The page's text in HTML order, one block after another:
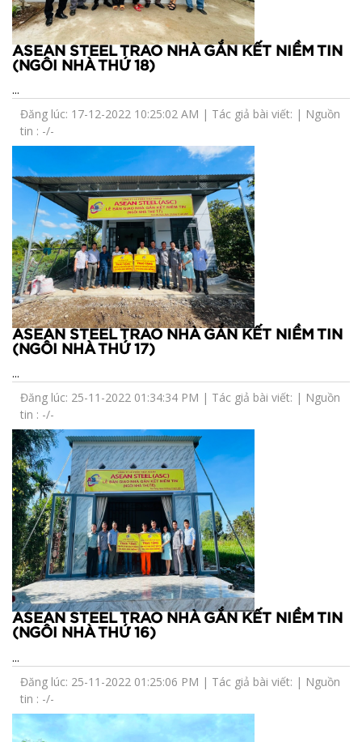
ASEAN STEEL TRAO NHÀ GẮN KẾT NIỀM TIN
(NGÔI NHÀ THỨ 18)
...
Đăng lúc: 17-12-2022 10:25:02 AM | Tác giả bài viết: | Nguồn
tin : -/-
ASEAN STEEL TRAO NHÀ GẮN KẾT NIỀM TIN
(NGÔI NHÀ THỨ 17)
...
Đăng lúc: 25-11-2022 01:34:34 PM | Tác giả bài viết: | Nguồn
tin : -/-
ASEAN STEEL TRAO NHÀ GẮN KẾT NIỀM TIN
(NGÔI NHÀ THỨ 16)
...
Đăng lúc: 25-11-2022 01:25:06 PM | Tác giả bài viết: | Nguồn
tin : -/-